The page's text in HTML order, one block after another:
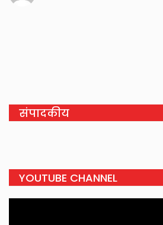
संपादकीय
YOUTUBE CHANNEL